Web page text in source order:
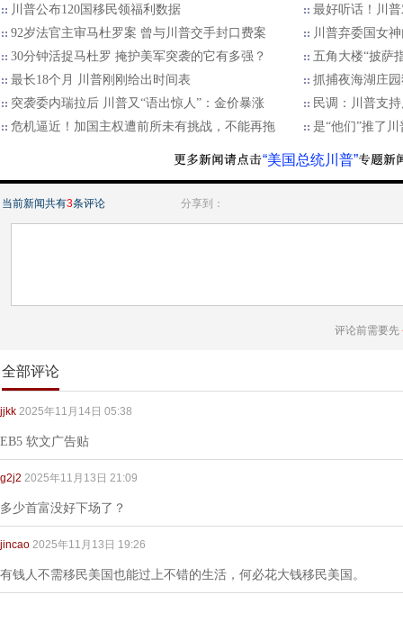
川普公布120国移民领福利数据
最好听话！川
92岁法官主审马杜罗案 曾与川普交手封口费案
川普弃委国女
30分钟活捉马杜罗 掩护美军突袭的它有多强？
五角大楼“披萨
最长18个月 川普刚刚给出时间表
抓捕夜海湖庄
突袭委内瑞拉后 川普又“语出惊人”：金价暴涨
民调：川普支
危机逼近！加国主权遭前所未有挑战，不能再拖
是“他们”推了
“美国总统川普”
当前新闻共有3条评论 分享到：
评论前需要先
全部评论
jjkk 2025年11月14日 05:38
EB5 软文广告贴
g2j2 2025年11月13日 21:09
多少首富没好下场了？
jincao 2025年11月13日 19:26
有钱人不需移民美国也能过上不错的生活，何必花大钱移民美国。